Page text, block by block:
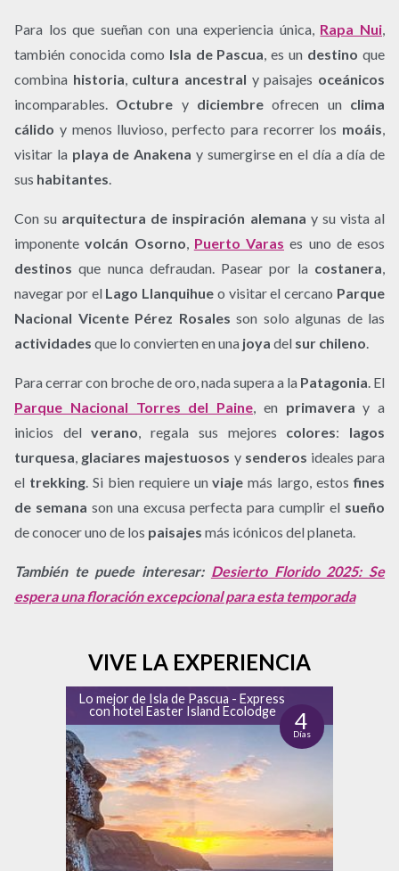
Para los que sueñan con una experiencia única, Rapa Nui,
también conocida como Isla de Pascua, es un destino que
combina historia, cultura ancestral y paisajes oceánicos
incomparables. Octubre y diciembre ofrecen un clima
cálido y menos lluvioso, perfecto para recorrer los moáis,
visitar la playa de Anakena y sumergirse en el día a día de
sus habitantes.
Con su arquitectura de inspiración alemana y su vista al
imponentevolcán Osorno, Puerto Varas es uno de esos
destinos que nunca defraudan. Pasear por la costanera,
navegar por el Lago Llanquihue o visitar el cercano Parque
Nacional Vicente Pérez Rosales son solo algunas de las
actividades que lo convierten en una joya del sur chileno.
Para cerrar con broche de oro, nada supera a la Patagonia. El
Parque Nacional Torres del Paine, en primavera y a
inicios delverano, regala sus mejores colores: lagos
turquesa, glaciares majestuosos y senderos ideales para
el trekking. Si bien requiere unviaje más largo, estosfines
de semana son una excusa perfecta para cumplir el sueño
de conocer uno de los paisajes más icónicos del planeta.
También te puede interesar: Desierto Florido 2025: Se
espera una floración excepcional para esta temporada
VIVE LA EXPERIENCIA
Lo mejor de Isla de Pascua - Express
con hotel Easter Island Ecolodge
4
Días